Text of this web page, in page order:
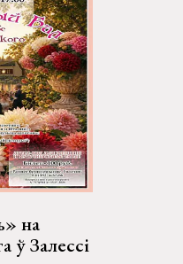
на
ў Залессі